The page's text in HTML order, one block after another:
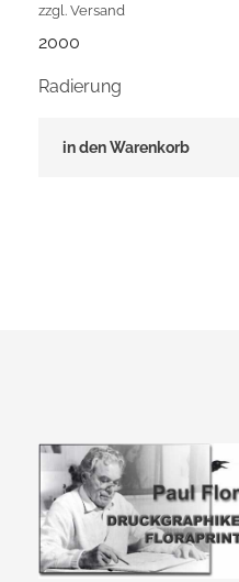
zzgl. Versand
2000
Radierung
in den Warenkorb